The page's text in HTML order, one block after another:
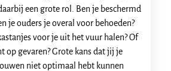
een grote rol. Ben je beschermd
je ouders je overal voor behoeden?
voor je uit het vuur halen? Of
op gevaren? Grote kans dat jij je
niet optimaal hebt kunnen